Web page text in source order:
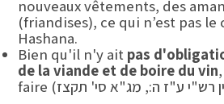
nouveaux vêtements, des
(friandises), ce qui n’est pas le
Hashana.
Bien qu'il n'y ait pas
de la viande et de boire du vin